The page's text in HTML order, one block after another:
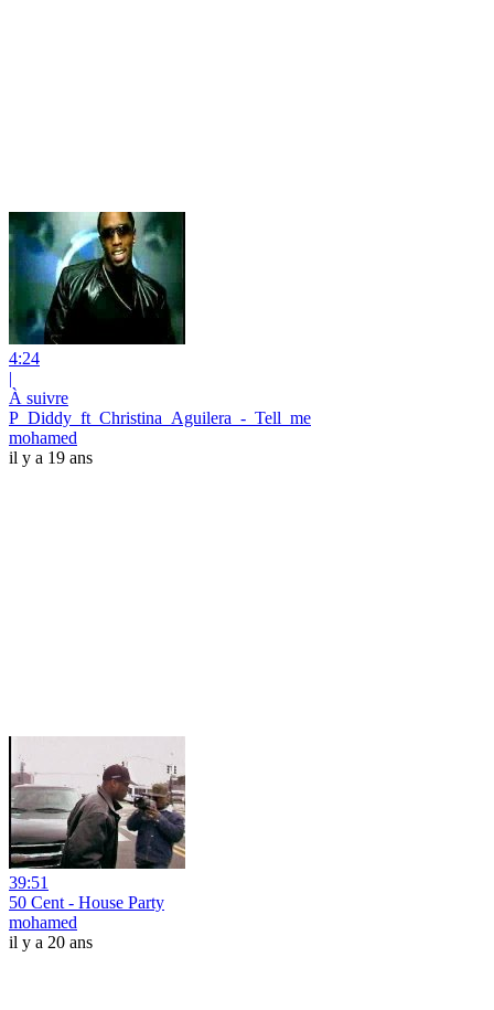
4:24
|
À suivre
P_Diddy_ft_Christina_Aguilera_-_Tell_me
mohamed
il y a 19 ans
39:51
50 Cent - House Party
mohamed
il y a 20 ans